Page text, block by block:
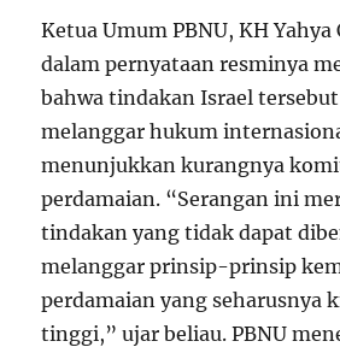
Ketua Umum PBNU, KH
dalam pernyataan resminya
bahwa tindakan Israel
melanggar hukum
menunjukkan kurangnya
perdamaian. “Serangan ini
tindakan yang tidak dapat
melanggar prinsip-prinsip
perdamaian yang seharusnya
tinggi,” ujar beliau. PBNU